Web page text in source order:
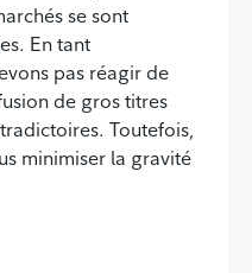
se sont
En tant
pas réagir de
de gros titres
Toutefois,
minimiser la gravité